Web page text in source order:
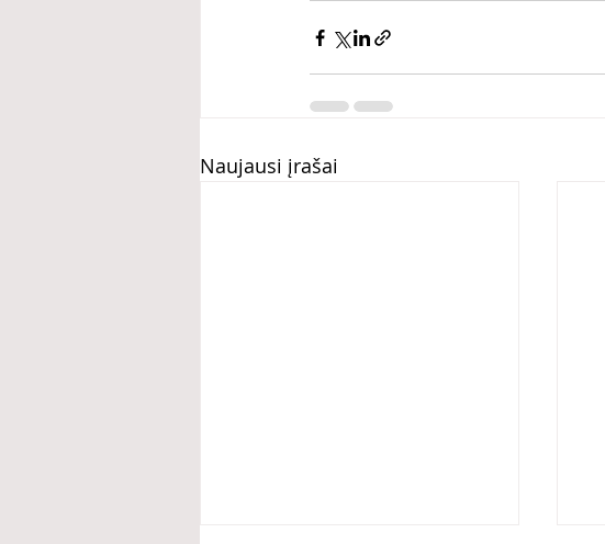
Naujausi įrašai